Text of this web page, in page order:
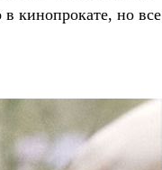
в кинопрокате, но все